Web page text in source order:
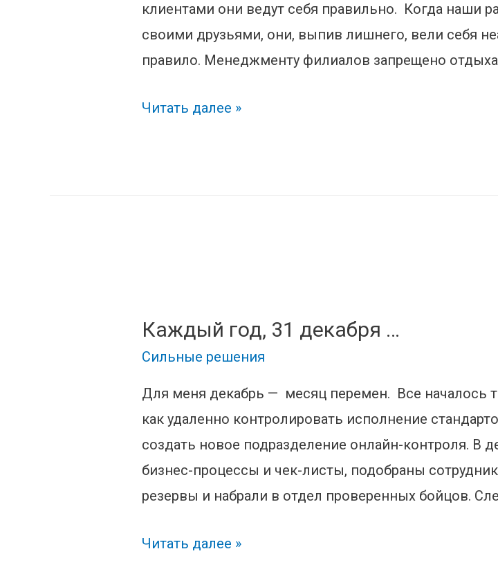
клиентами они ведут себя правильно. Когда наши
своими друзьями, они, выпив лишнего, вели себя
правило. Менеджменту филиалов запрещено
Бревно
Читать далее »
Каждый год, 31 декабря …
Сильные решения
Для меня декабрь — месяц перемен. Все началось
как удаленно контролировать исполнение
создать новое подразделение онлайн-контроля. В
бизнес-процессы и чек-листы, подобраны
резервы и набрали в отдел проверенных бойцов.
Каждый
Читать далее »